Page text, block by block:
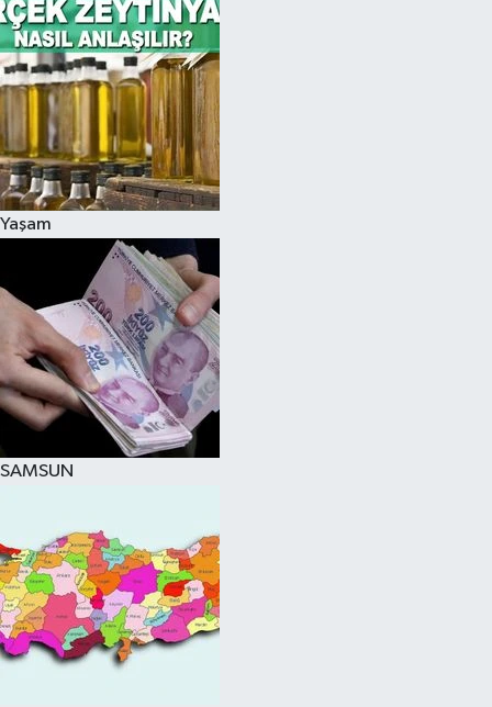
Yaşam
SAMSUN